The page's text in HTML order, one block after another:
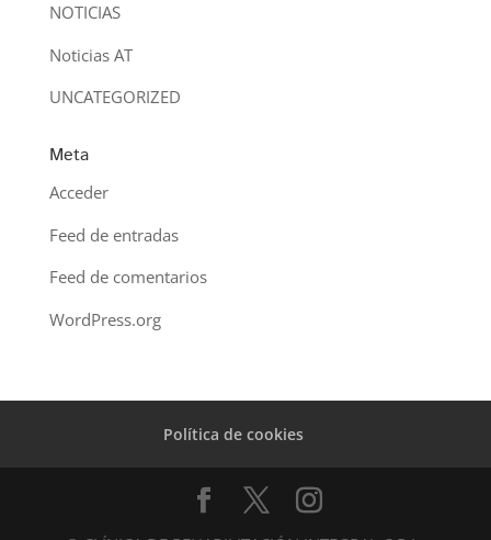
NOTICIAS
Noticias AT
UNCATEGORIZED
Meta
Acceder
Feed de entradas
Feed de comentarios
WordPress.org
Política de cookies